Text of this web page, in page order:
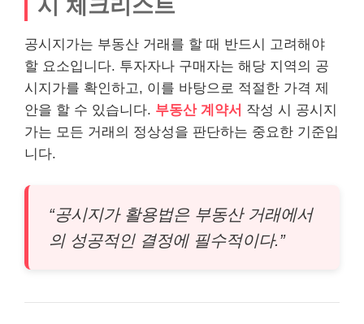
공시지가는 부동산 거래를 할 때 반드시 고려해야
할 요소입니다. 투자자나 구매자는 해당 지역의 공
시지가를 확인하고, 이를 바탕으로 적절한 가격 제
안을 할 수 있습니다. 부동산 계약서 작성 시 공시지
가는 모든 거래의 정상성을 판단하는 중요한 기준입
니다.
“공시지가 활용법은 부동산 거래에서
의 성공적인 결정에 필수적이다.”